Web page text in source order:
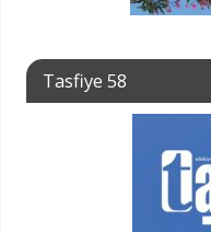
Tasfiye 58